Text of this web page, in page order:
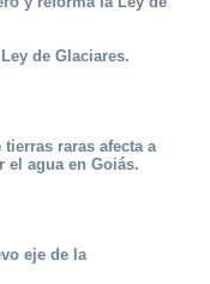
de Glaciares.
raras afecta a
el agua en Goiás.
eje de la